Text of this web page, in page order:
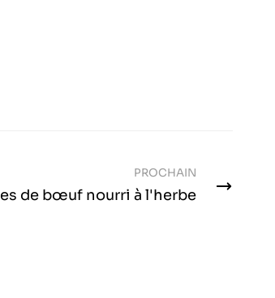
PROCHAIN
de bœuf nourri à l'herbe